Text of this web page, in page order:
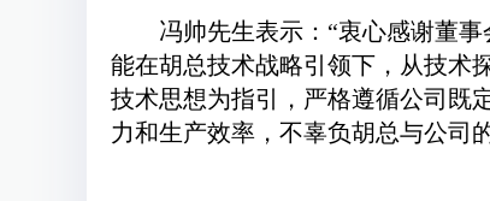
冯帅先生表示：“衷心感谢董
能在胡总技术战略引领下，从技术
技术思想为指引，严格遵循公司既
力和生产效率，不辜负胡总与公司